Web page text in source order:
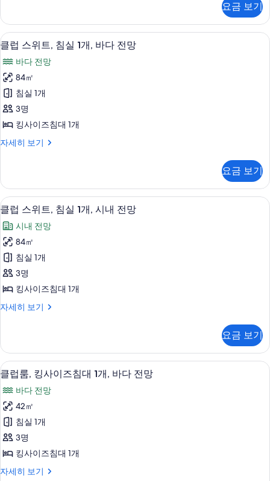
모
두
보
기
세
히
보
기
바
다
전
망
사
진
모
두
보
트,
침
실
개,
바
다
전
망
자
세
히
요금 보기
클
스
위
트,
침
1
바
다
전
망
사
진
모
두
보
9
클럽 스위트, 침실 1개, 바다 전망
바다 전망
84㎡
침실 1개
3명
킹사이즈침대 1개
자세히 보기
클
트,
침
실
개,
바
다
전
망
자
세
히
요금 보기
클
럽
스
위
트,
침
1
시
내
전
망
사
진
모
두
보
고급 침구, 오리/거위털 이불, 필로우
15
클럽 스위트, 침실 1개, 시내 전망
시내 전망
84㎡
침실 1개
3명
킹사이즈침대 1개
자세히 보기
클
트,
침
실
개,
시
내
전
망
자
세
히
요금 보기
클
룸,
킹
사
이
침
9
클럽룸, 킹사이즈침대 1개, 바다 전망
바다 전망
42㎡
침실 1개
3명
킹사이즈침대 1개
자세히 보기
클